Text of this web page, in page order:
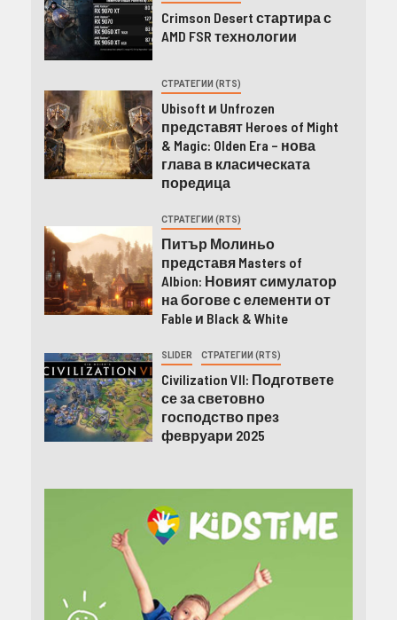
Crimson Desert стартира с
AMD FSR технологии
СТРАТЕГИИ (RTS)
Ubisoft и Unfrozen
представят Heroes of Might
& Magic: Olden Era – нова
глава в класическата
поредица
СТРАТЕГИИ (RTS)
Питър Молиньо
представя Masters of
Albion: Новият симулатор
на богове с елементи от
Fable и Black & White
SLIDER СТРАТЕГИИ (RTS)
Civilization VII: Подгответе
се за световно
господство през
февруари 2025